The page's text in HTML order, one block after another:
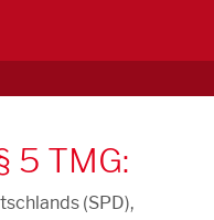
5 TMG:
(SPD),